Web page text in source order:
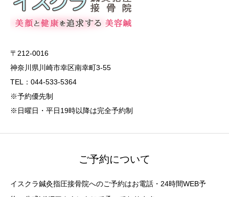
〒212-0016
神奈川県川崎市幸区南幸町3-55
TEL：044-533-5364
※予約優先制
※日曜日・平日19時以降は完全予約制
ご予約について
イスクラ鍼灸指圧接骨院へのご予約はお電話・24時間WEB予